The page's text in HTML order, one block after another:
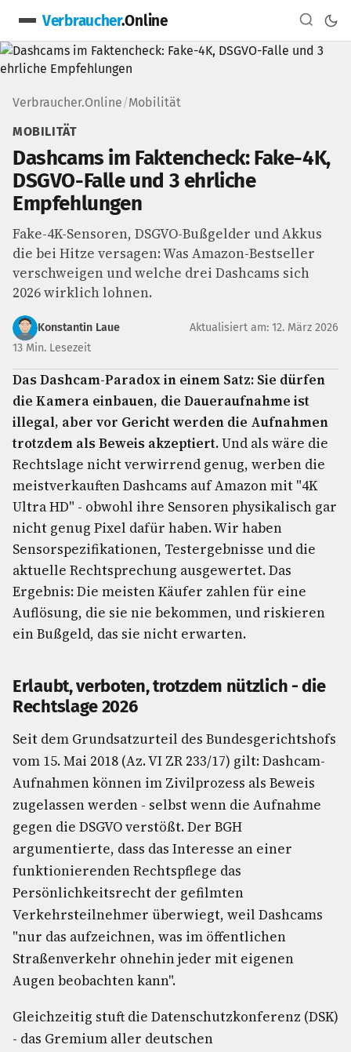
Verbraucher.Online
Verbraucher.Online/Mobilität
MOBILITÄT
Dashcams im Faktencheck: Fake-4K,
DSGVO-Falle und 3 ehrliche
Empfehlungen
Fake-4K-Sensoren, DSGVO-Bußgelder und Akkus
die bei Hitze versagen: Was Amazon-Bestseller
verschweigen und welche drei Dashcams sich
2026 wirklich lohnen.
Konstantin Laue
Aktualisiert am: 12. März 2026
13 Min. Lesezeit
Das Dashcam-Paradox in einem Satz: Sie dürfen
die Kamera einbauen, die Daueraufnahme ist
illegal, aber vor Gericht werden die Aufnahmen
trotzdem als Beweis akzeptiert.Und als wäre die
Rechtslage nicht verwirrend genug, werben die
meistverkauften Dashcams auf Amazon mit "4K
Ultra HD" - obwohl ihre Sensoren physikalisch gar
nicht genug Pixel dafür haben. Wir haben
Sensorspezifikationen, Testergebnisse und die
aktuelle Rechtsprechung ausgewertet. Das
Ergebnis: Die meisten Käufer zahlen für eine
Auflösung, die sie nie bekommen, und riskieren
ein Bußgeld, das sie nicht erwarten.
Erlaubt, verboten, trotzdem nützlich - die
Rechtslage 2026
Seit dem Grundsatzurteil des Bundesgerichtshofs
vom 15. Mai 2018 (Az. VI ZR 233/17) gilt: Dashcam-
Aufnahmen können im Zivilprozess als Beweis
zugelassen werden - selbst wenn die Aufnahme
gegen die DSGVO verstößt. Der BGH
argumentierte, dass das Interesse an einer
funktionierenden Rechtspflege das
Persönlichkeitsrecht der gefilmten
Verkehrsteilnehmer überwiegt, weil Dashcams
"nur das aufzeichnen, was im öffentlichen
Straßenverkehr ohnehin jeder mit eigenen
Augen beobachten kann".
Gleichzeitig stuft die Datenschutzkonferenz (DSK)
- das Gremium aller deutschen